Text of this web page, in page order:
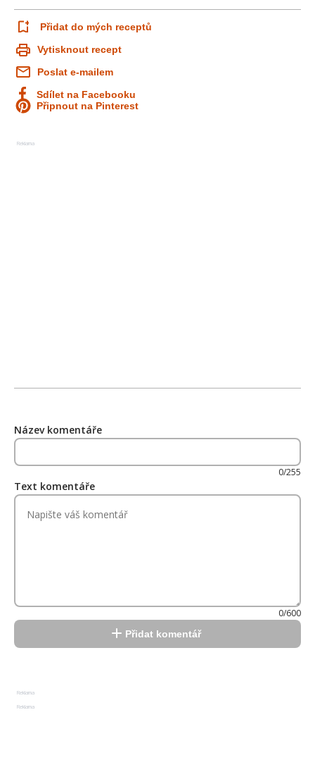
Přidat do mých receptů
Vytisknout recept
Poslat e-mailem
Sdílet na Facebooku
Připnout na Pinterest
Reklama
Název komentáře
0/255
Text komentáře
0/600
Přidat komentář
Reklama
Reklama